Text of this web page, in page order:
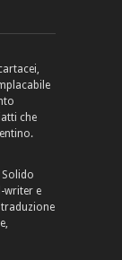
che
Solido
writer e